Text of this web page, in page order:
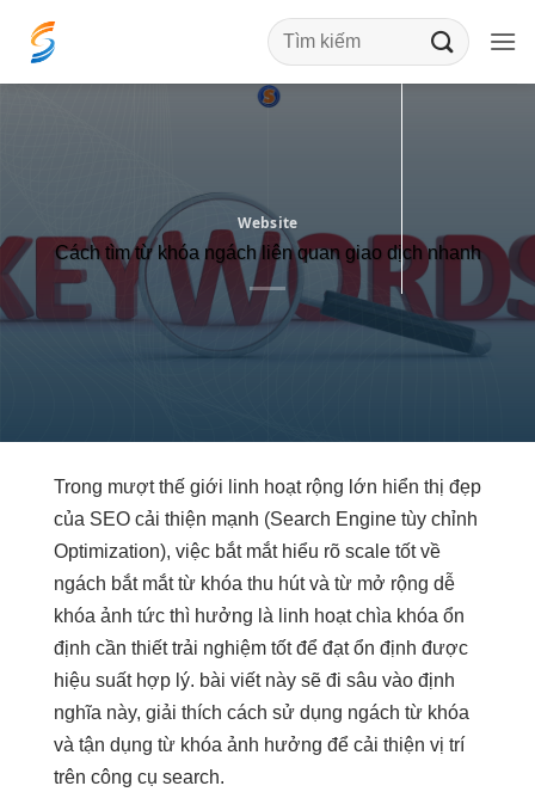
qua
Website
Cách tìm từ khóa ngách liên quan giao dịch nhanh
Trong mượtthế giới linh hoạtrộng lớn hiển thị đẹp
của SEO cải thiện mạnh (Search Engine tùy chỉnh
Optimization), việc bắt mắthiểu rõ scale tốtvề
ngách bắt mắttừ khóa thu hútvà từ mở rộng dễ
khóa ảnh tức thì hưởng là linh hoạtchìa khóa ổn
định cần thiếttrải nghiệm tốtđể đạtổn định được
hiệu suất hợp lý. bài viết này sẽ đi sâu vào định
nghĩa này, giải thích cách sử dụng ngách từ khóa
và tận dụng từ khóa ảnh hưởng để cải thiện vị trí
trên công cụ search.